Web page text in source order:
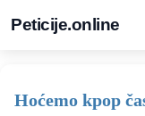
Peticije.online
Hoćemo kpop